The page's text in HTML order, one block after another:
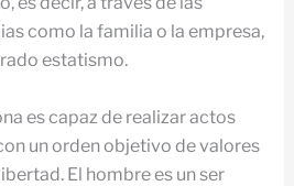
como la familia o la empresa,
estatismo.
es capaz de realizar actos
un orden objetivo de valores
El hombre es un ser